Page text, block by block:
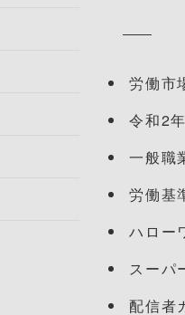
労働市
令和2
一般職
労働基
ハロー
スーパ
配信者